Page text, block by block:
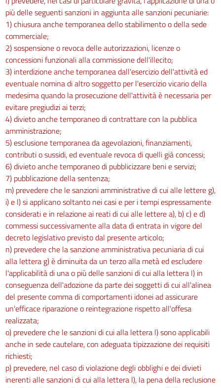
210 bis
211
212
Capo V
Protezione dei lavoratori dai rischi di esposizione a radiazioni ottiche artificiali
213
214
215
216
217
218
Capo VI
Sanzioni
219
220
Titolo IX
SOSTANZE PERICOLOSE
Capo I
Protezione da agenti chimici
221
222
223
224
226
più delle seguenti sanzioni in aggiunta alle sanzioni pecuniarie:
1) chiusura anche temporanea dello stabilimento o della sede
commerciale;
2) sospensione o revoca delle autorizzazioni, licenze o
concessioni funzionali alla commissione dell'illecito;
3) interdizione anche temporanea dall'esercizio dell'attività ed
eventuale nomina di altro soggetto per l'esercizio vicario della
medesima quando la prosecuzione dell'attività è necessaria per
evitare pregiudizi ai terzi;
4) divieto anche temporaneo di contrattare con la pubblica
amministrazione;
5) esclusione temporanea da agevolazioni, finanziamenti,
contributi o sussidi, ed eventuale revoca di quelli già concessi;
6) divieto anche temporaneo di pubblicizzare beni e servizi;
7) pubblicazione della sentenza;
m) prevedere che le sanzioni amministrative di cui alle lettere g),
i) e l) si applicano soltanto nei casi e per i tempi espressamente
considerati e in relazione ai reati di cui alle lettere a), b) c) e d)
commessi successivamente alla data di entrata in vigore del
decreto legislativo previsto dal presente articolo;
n) prevedere che la sanzione amministrativa pecuniaria di cui
alla lettera g) è diminuita da un terzo alla metà ed escludere
l'applicabilità di una o più delle sanzioni di cui alla lettera l) in
conseguenza dell'adozione da parte dei soggetti di cui all'alinea
del presente comma di comportamenti idonei ad assicurare
un'efficace riparazione o reintegrazione rispetto all'offesa
realizzata;
o) prevedere che le sanzioni di cui alla lettera l) sono applicabili
anche in sede cautelare, con adeguata tipizzazione dei requisiti
richiesti;
p) prevedere, nel caso di violazione degli obblighi e dei divieti
inerenti alle sanzioni di cui alla lettera l), la pena della reclusione